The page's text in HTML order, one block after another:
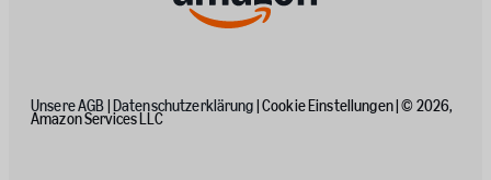
Unsere AGB Datenschutzerklärung |Cookie Einstellungen| © 2026,
Amazon Services LLC